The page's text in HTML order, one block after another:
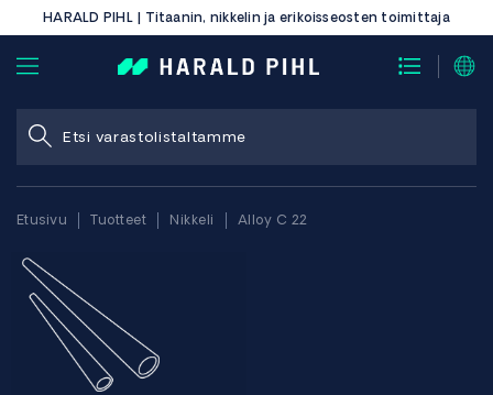
HARALD PIHL | Titaanin, nikkelin ja erikoisseosten toimittaja
Etusivu Tuotteet Nikkeli Alloy C 22